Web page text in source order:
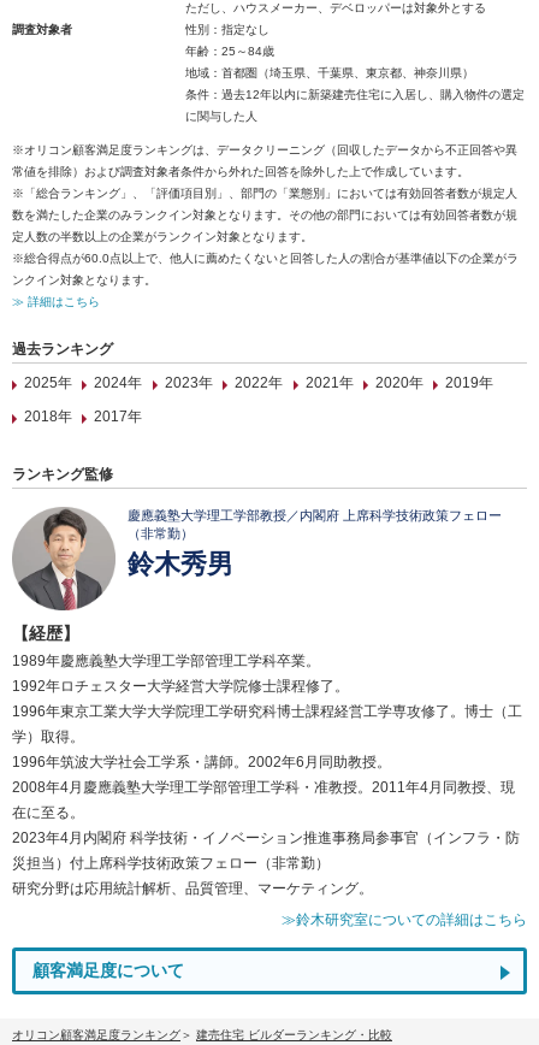
ただし、ハウスメーカー、デベロッパーは対象外とする
調査対象者
性別：指定なし
年齢：25～84歳
地域：首都圏（埼玉県、千葉県、東京都、神奈川県）
条件：過去12年以内に新築建売住宅に入居し、購入物件の選定
に関与した人
※オリコン顧客満足度ランキングは、データクリーニング（回収したデータから不正回答や異
常値を排除）および調査対象者条件から外れた回答を除外した上で作成しています。
※「総合ランキング」、「評価項目別」、部門の「業態別」においては有効回答者数が規定人
数を満たした企業のみランクイン対象となります。その他の部門においては有効回答者数が規
定人数の半数以上の企業がランクイン対象となります。
※総合得点が60.0点以上で、他人に薦めたくないと回答した人の割合が基準値以下の企業がラ
ンクイン対象となります。
≫ 詳細はこちら
過去ランキング
2025年
2024年 2023年 2022年 2021年 2020年
2019年
2018年
2017年
ランキング監修
慶應義塾大学理工学部教授／内閣府 上席科学技術政策フェロー
（非常勤）
鈴木秀男
【経歴】
1989年慶應義塾大学理工学部管理工学科卒業。
1992年ロチェスター大学経営大学院修士課程修了。
1996年東京工業大学大学院理工学研究科博士課程経営工学専攻修了。博士（工
学）取得。
1996年筑波大学社会工学系・講師。2002年6月同助教授。
2008年4月慶應義塾大学理工学部管理工学科・准教授。2011年4月同教授、現
在に至る。
2023年4月内閣府 科学技術・イノベーション推進事務局参事官（インフラ・防
災担当）付上席科学技術政策フェロー（非常勤）
研究分野は応用統計解析、品質管理、マーケティング。
≫鈴木研究室についての詳細はこちら
顧客満足度について
オリコン顧客満足度ランキング
建売住宅 ビルダーランキング・比較